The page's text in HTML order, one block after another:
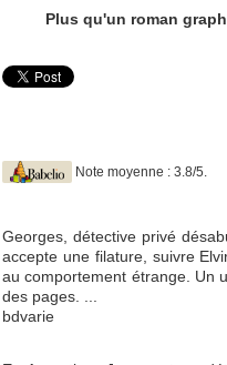
Plus qu'un roman
Note moyenne : 3.8/5.
Georges, détective privé
accepte une filature, suivre
au comportement étrange. Un
des pages. ...
bdvarie